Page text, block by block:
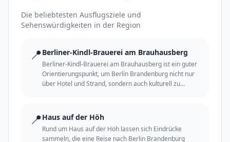
Die beliebtesten Ausflugsziele und
Sehenswürdigkeiten in der Region
📍 Berliner-Kindl-Brauerei am Brauhausberg
Berliner-Kindl-Brauerei am Brauhausberg ist ein guter
Orientierungspunkt, um Berlin Brandenburg nicht nur
über Hotel und Strand, sondern auch kulturell zu
📍 Haus auf der Höh
Rund um Haus auf der Höh lassen sich Eindrücke
sammeln, die eine Reise nach Berlin Brandenburg